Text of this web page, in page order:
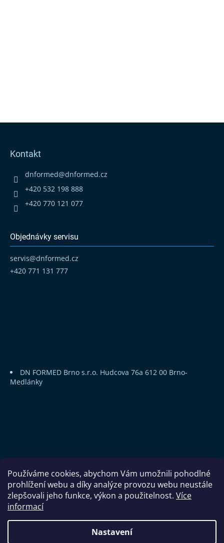
Používáme cookies, abychom Vám umožnili pohodlné
prohlížení webu a díky analýze provozu webu neustále
zlepšovali jeho funkce, výkon a použitelnost. Více
informací
Nastavení
Kontakt
dnformed@dnformed.cz
+420 532 198 888
+420 770 121 077
Objednávky servisu
servis@dnformed.cz
+420 771 131 777
DN FORMED Brno s.r.o. Hudcova 76a 612 00 Brno-
Medlánky
DN FORMED Brno s.r.o.
vyhrazena.